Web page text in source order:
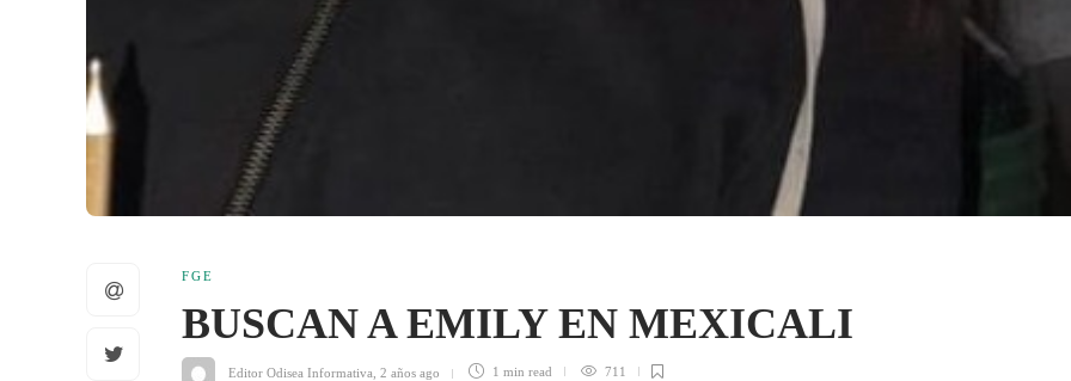
FGE
BUSCAN A EMILY EN MEXICALI
Editor Odisea Informativa 2 años ago 1 min read 711